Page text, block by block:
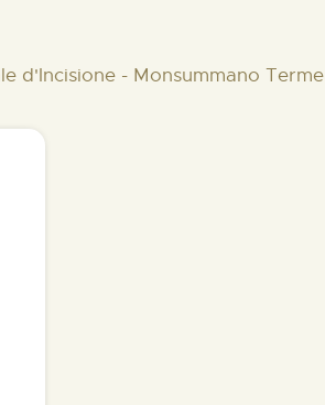
d'Incisione - Monsummano Terme